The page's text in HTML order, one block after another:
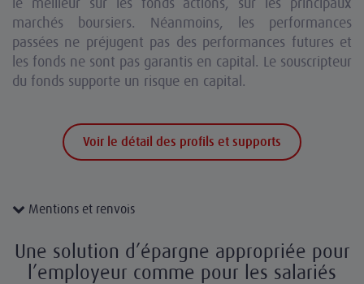
marchés boursiers. Néanmoins, les performances
passées ne préjugent pas des performances futures et
les fonds ne sont pas garantis en capital. Le souscripteur
du fonds supporte un risque en capital.
Voir le détail des profils et supports
Mentions et renvois
Une solution d’épargne appropriée pour
l’employeur comme pour les salariés